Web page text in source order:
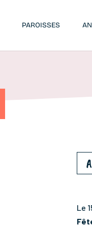
PAROISSES
Le